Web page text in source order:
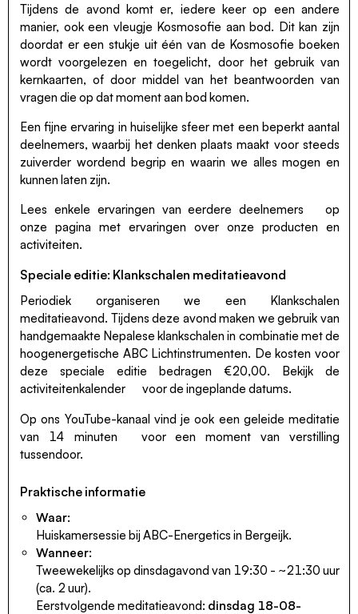
Tijdens de avond komt er, iedere keer op een andere
manier, ook een vleugje Kosmosofie aan bod. Dit kan zijn
doordat er een stukje uit één van de Kosmosofie boeken
wordt voorgelezen en toegelicht, door het gebruik van
kernkaarten, of door middel van het beantwoorden van
vragen die op dat moment aan bod komen.
Een fijne ervaring in huiselijke sfeer met een beperkt aantal
deelnemers, waarbij het denken plaats maakt voor steeds
zuiverder wordend begrip en waarin we alles mogen en
kunnen laten zijn.
Lees enkele ervaringen van eerdere deelnemers
op
onze pagina met ervaringen over onze producten en
activiteiten.
Speciale editie: Klankschalen meditatieavond
Periodiek organiseren we een Klankschalen
meditatieavond. Tijdens deze avond maken we gebruik van
handgemaakte Nepalese klankschalen in combinatie met de
hoogenergetische ABC Lichtinstrumenten. De kosten voor
deze speciale editie bedragen €20,00. Bekijk de
activiteitenkalender
voor de ingeplande datums.
Op ons YouTube-kanaal vind je ook een geleide meditatie
van 14 minuten
voor een moment van verstilling
tussendoor.
Praktische informatie
Waar:
Huiskamersessie bij ABC-Energetics in Bergeijk.
Wanneer:
Tweewekelijks op dinsdagavond van 19:30 - ~21:30 uur
(ca. 2 uur).
Eerstvolgende meditatieavond: dinsdag 18-08-